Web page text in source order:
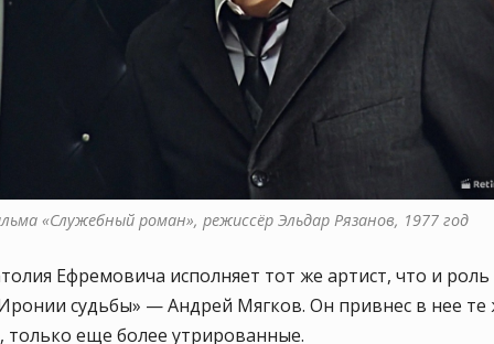
«Служебный роман», режиссёр Эльдар Рязанов, 1977 год
Ефремовича исполняет тот же артист, что и роль
судьбы» — Андрей Мягков. Он привнес в нее те
только еще более утрированные.